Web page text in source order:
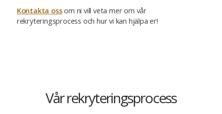
Kontakta ossom ni vill veta mer om vår
rekryteringsprocess och hur vi kan hjälpa er!
Vår rekryteringsprocess